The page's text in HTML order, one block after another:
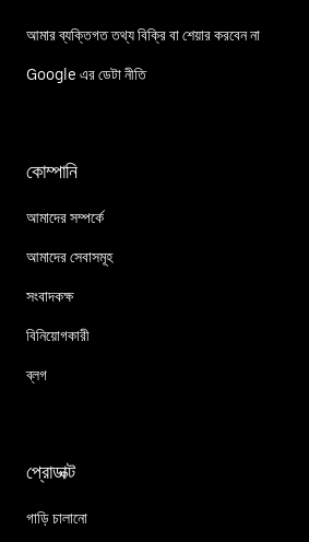
আমার ব্যক্তিগত তথ্য বিক্রি বা শেয়ার করবেন না
Google এর ডেটা নীতি
কোম্পানি
আমাদের সম্পর্কে
আমাদের সেবাসমূহ
সংবাদকক্ষ
বিনিয়োগকারী
ব্লগ
প্রোডাক্ট
গাড়ি চালানো